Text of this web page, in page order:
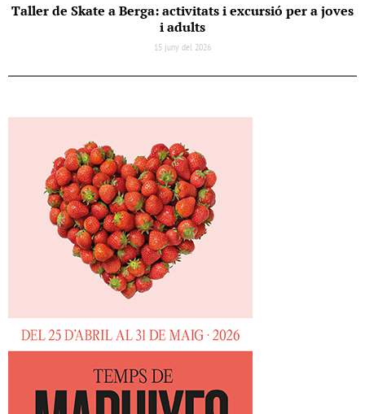
Taller de Skate a Berga: activitats i excursió per a joves
i adults
15 juny del 2026